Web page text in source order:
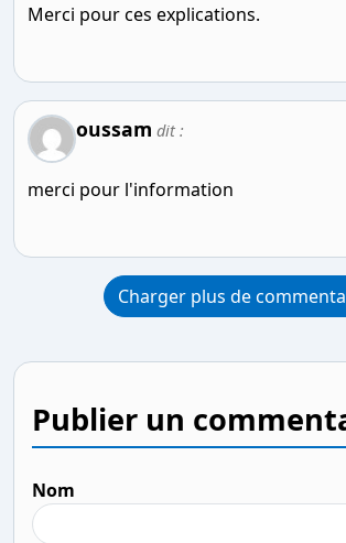
Merci pour ces explications.
oussam dit :
merci pour l'information
Charger plus de
Publier un
Nom